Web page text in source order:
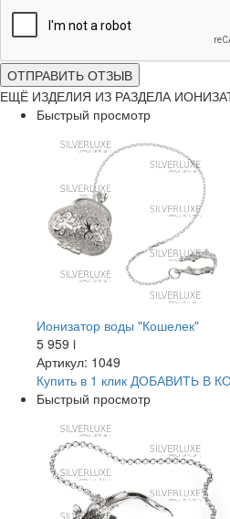
ОТПРАВИТЬ ОТЗЫВ
ЕЩЁ ИЗДЕЛИЯ ИЗ РАЗДЕЛА
Быстрый просмотр
Ионизатор воды "Кошелек"
5 959 i
Артикул: 1049
Купить в 1 клик ДОБАВИТЬ В
Быстрый просмотр